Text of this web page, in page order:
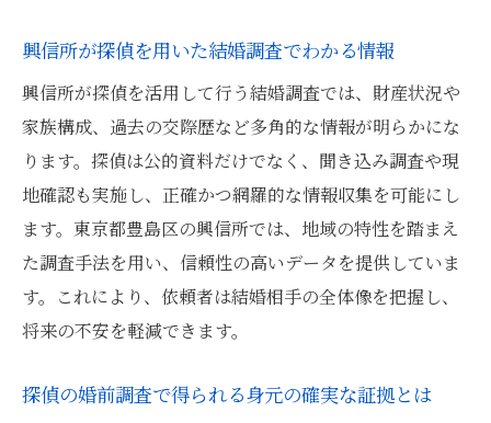
興信所が探偵を用いた結婚調査でわかる情報
興信所が探偵を活用して行う結婚調査では、財産状況や
家族構成、過去の交際歴など多角的な情報が明らかにな
ります。探偵は公的資料だけでなく、聞き込み調査や現
地確認も実施し、正確かつ網羅的な情報収集を可能にし
ます。東京都豊島区の興信所では、地域の特性を踏まえ
た調査手法を用い、信頼性の高いデータを提供していま
す。これにより、依頼者は結婚相手の全体像を把握し、
将来の不安を軽減できます。
探偵の婚前調査で得られる身元の確実な証拠とは